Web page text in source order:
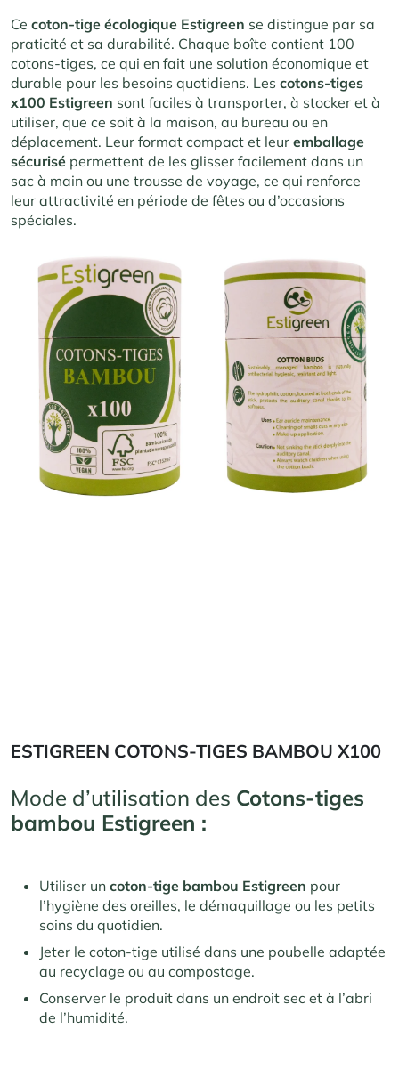
Ce coton-tige écologique Estigreen se distingue par sa
praticité et sa durabilité. Chaque boîte contient 100
cotons-tiges, ce qui en fait une solution économique et
durable pour les besoins quotidiens. Les cotons-tiges
x100 Estigreen sont faciles à transporter, à stocker et à
utiliser, que ce soit à la maison, au bureau ou en
déplacement. Leur format compact et leur emballage
sécurisé permettent de les glisser facilement dans un
sac à main ou une trousse de voyage, ce qui renforce
leur attractivité en période de fêtes ou d’occasions
spéciales.
ESTIGREEN COTONS-TIGES BAMBOU X100
Mode d’utilisation des Cotons-tiges
bambou Estigreen :
Utiliser un coton-tige bambou Estigreen pour
l’hygiène des oreilles, le démaquillage ou les petits
soins du quotidien.
Jeter le coton-tige utilisé dans une poubelle adaptée
au recyclage ou au compostage.
Conserver le produit dans un endroit sec et à l’abri
de l’humidité.